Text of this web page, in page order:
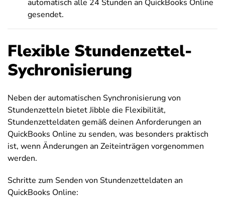
automatisch alle 24 Stunden an QuickBooks Online
gesendet.
Flexible Stundenzettel-
Sychronisierung
Neben der automatischen Synchronisierung von
Stundenzetteln bietet Jibble die Flexibilität,
Stundenzetteldaten gemäß deinen Anforderungen an
QuickBooks Online zu senden, was besonders praktisch
ist, wenn Änderungen an Zeiteinträgen vorgenommen
werden.
Schritte zum Senden von Stundenzetteldaten an
QuickBooks Online: